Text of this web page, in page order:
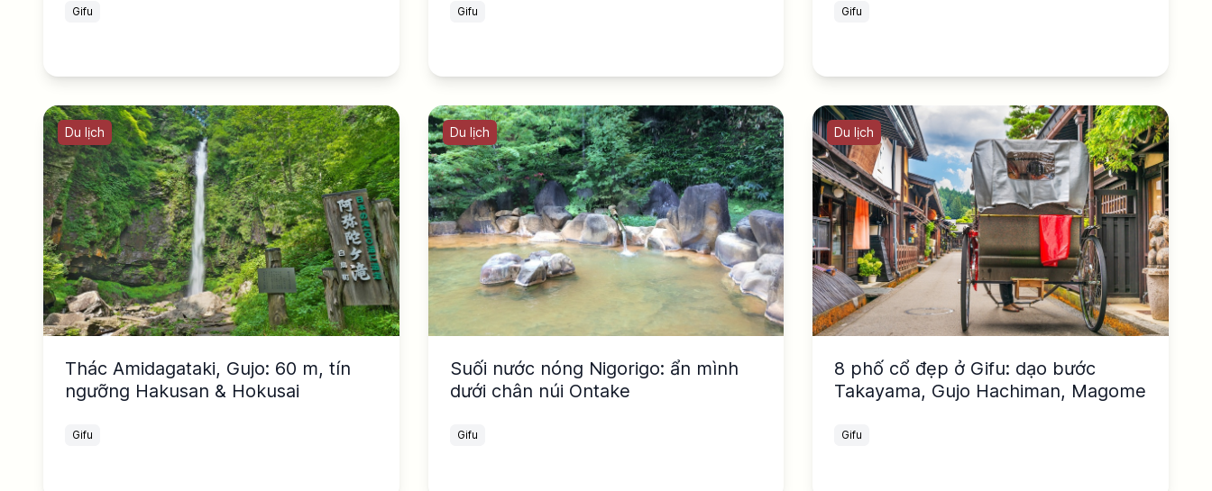
Gifu Gifu Gifu
Du lịch
Thác Amidagataki, Gujo: 60 m, tín
ngưỡng Hakusan & Hokusai
Gifu
Du lịch
Suối nước nóng Nigorigo: ẩn mình
dưới chân núi Ontake
Gifu
Du lịch
8 phố cổ đẹp ở Gifu: dạo bước
Takayama, Gujo Hachiman, Magome
Gifu